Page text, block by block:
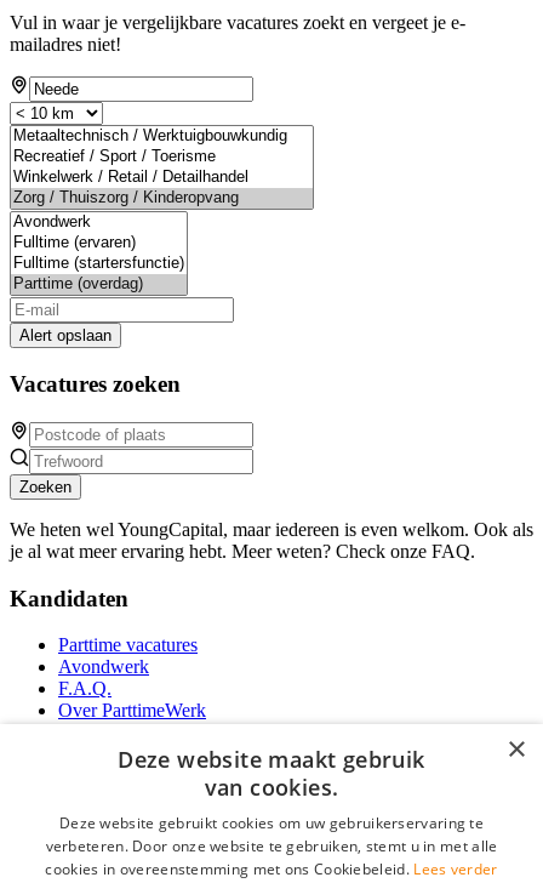
Vul in waar je vergelijkbare vacatures zoekt en vergeet je e-
mailadres niet!
Alert opslaan
Vacatures zoeken
Zoeken
We heten wel YoungCapital, maar iedereen is even welkom. Ook als
je al wat meer ervaring hebt. Meer weten? Check onze FAQ.
Kandidaten
Parttime vacatures
Avondwerk
F.A.Q.
Over ParttimeWerk
YoungCapital Android App
Parttime personeel
Vacature aanmelden
×
Deze website maakt gebruik
van cookies.
Deze website gebruikt cookies om uw gebruikerservaring te
verbeteren. Door onze website te gebruiken, stemt u in met alle
cookies in overeenstemming met ons Cookiebeleid. Lees verder